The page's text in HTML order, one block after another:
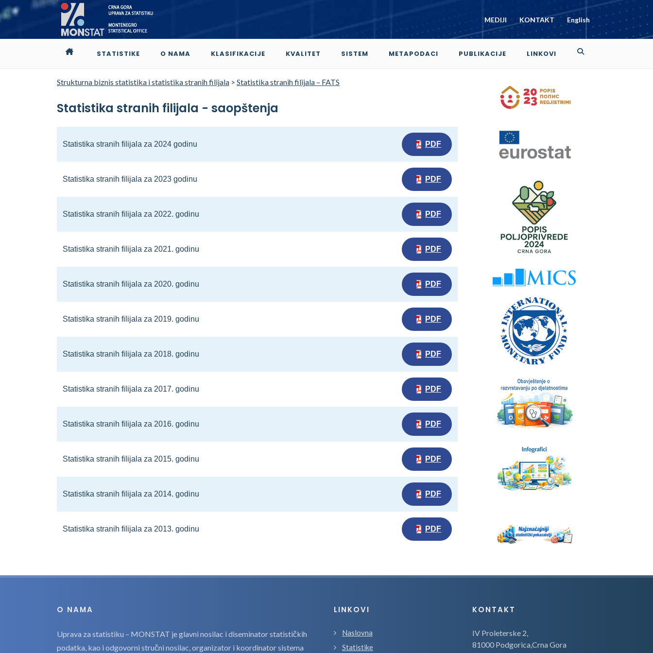
MEDIJI KONTAKT English
STATISTIKE O NAMA KLASIFIKACIJE KVALITET SISTEM METAPODACI PUBLIKACIJE LINKOVI
Strukturna biznis statistika i statistika stranih filijala > Statistika stranih filijala – FATS
Statistika stranih filijala - saopštenja
Statistika stranih filijala za 2024 godinu PDF
Statistika stranih filijala za 2023 godinu PDF
Statistika stranih filijala za 2022. godinu PDF
Statistika stranih filijala za 2021. godinu PDF
Statistika stranih filijala za 2020. godinu PDF
Statistika stranih filijala za 2019. godinu PDF
Statistika stranih filijala za 2018. godinu PDF
Statistika stranih filijala za 2017. godinu PDF
Statistika stranih filijala za 2016. godinu PDF
Statistika stranih filijala za 2015. godinu PDF
Statistika stranih filijala za 2014. godinu PDF
Statistika stranih filijala za 2013. godinu PDF
O NAMA
Uprava za statistiku – MONSTAT je glavni nosilac i diseminator statističkih
podatka, kao i odgovorni stručni nosilac, organizator i koordinator sistema
LINKOVI
Naslovna
Statistike
KONTAKT
IV Proleterske 2,
81000 Podgorica,Crna Gora